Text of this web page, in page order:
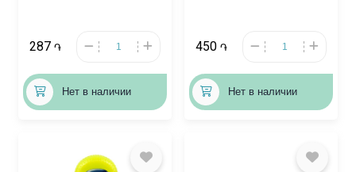
287 ֏
Нет в наличии
450 ֏
Нет в наличии